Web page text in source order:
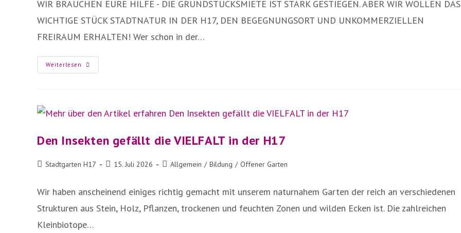
WIR BRAUCHEN EURE HILFE - DIE GRUNDSTÜCKSMIETE IST STARK GESTIEGEN. ABER WIR WOLLEN DAS
WICHTIGE STÜCK STADTNATUR IN DER H17, DEN BEGEGNUNGSORT UND UNKOMMERZIELLEN
FREIRAUM ERHALTEN! Wer schon in der…
Weiterlesen Stadtgarten
H17
Den Insekten gefällt die VIELFALT in der H17
Beitrags-
Stadtgarten H17
Beitrag
15. Juli 2026
Beitrags-
Allgemein / Bildung / Offener Garten
Wir haben anscheinend einiges richtig gemacht mit unserem naturnahem Garten der reich an verschiedenen
Strukturen aus Stein, Holz, Pflanzen, trockenen und feuchten Zonen und wilden Ecken ist. Die zahlreichen
Kleinbiotope…